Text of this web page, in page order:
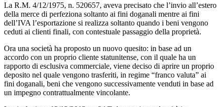
La R.M. 4/12/1975, n. 520657, aveva precisato che l’invio all’estero
della merce di perfeziona soltanto ai fini doganali mentre ai fini
dell’IVA l’esportazione si realizza soltanto quando i beni vengono
ceduti ai clienti finali, con contestuale passaggio della proprietà.
Ora una società ha proposto un nuovo quesito: in base ad un
accordo con un proprio cliente statunitense, con il quale ha un
rapporto di esclusiva commerciale, viene deciso di aprire un proprio
deposito nel quale vengono trasferiti, in regime “franco valuta” ai
fini doganali, beni che vengono successivamente venduti in base ad
un impegno contrattualmente vincolante.